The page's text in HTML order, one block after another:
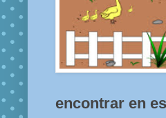
encontrar en